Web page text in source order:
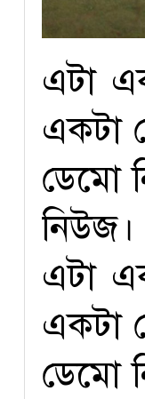
এটা
একটা
ডেমো
এটা
একটা
ডেমো